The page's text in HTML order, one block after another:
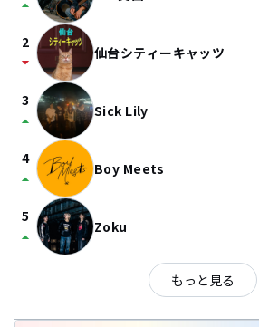
arrow_drop_up
2
arrow_drop_down 仙台シティーキャッツ
3
arrow_drop_up Sick Lily
4
arrow_drop_up Boy Meets
5
arrow_drop_up Zoku
もっと見る